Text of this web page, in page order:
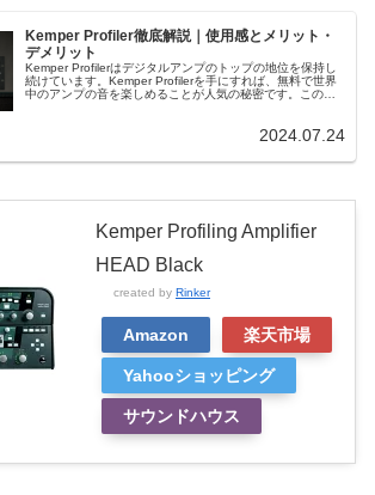
Kemper Profiler徹底解説｜使用感とメリット・
デメリット
Kemper Profilerはデジタルアンプのトップの地位を保持し
続けています。Kemper Profilerを手にすれば、無料で世界
中のアンプの音を楽しめることが人気の秘密です。この記
2024.07.24
Kemper Profiling Amplifier
HEAD Black
created by Rinker
Amazon 楽天市場
Yahooショッピング
サウンドハウス